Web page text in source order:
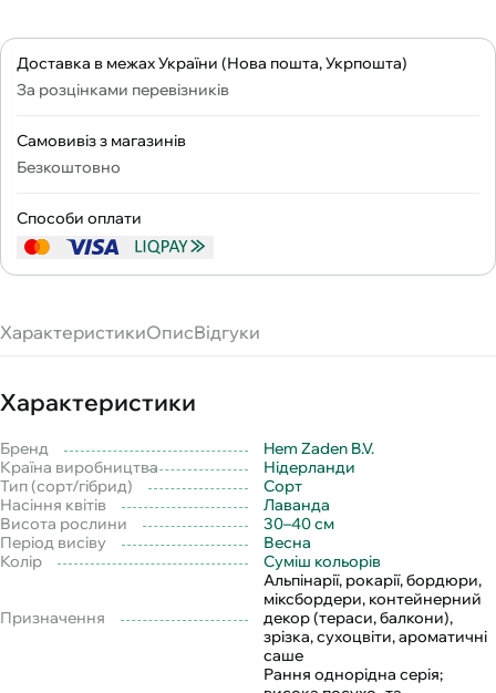
Доставка в межах України (Нова пошта, Укрпошта)
За розцінками перевізників
Самовивіз з магазинів
Безкоштовно
Способи оплати
ХарактеристикиОписВідгуки
Характеристики
Бренд
Hem Zaden B.V.
Країна виробництва
Нідерланди
Тип (сорт/гібрид)
Сорт
Насіння квітів
Лаванда
Висота рослини
30–40 см
Період висіву
Весна
Колір
Суміш кольорів
Призначення
Альпінарії, рокарії, бордюри,
міксбордери, контейнерний
декор (тераси, балкони),
зрізка, сухоцвіти, ароматичні
саше
Рання однорідна серія;